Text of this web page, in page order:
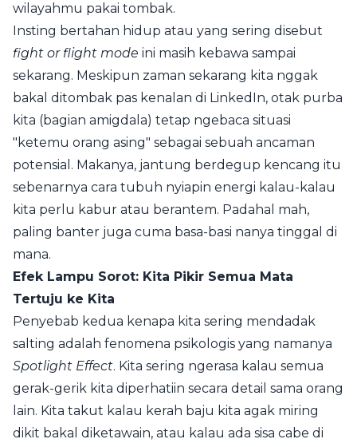
wilayahmu pakai tombak.
Insting bertahan hidup atau yang sering disebut
fight or flight mode ini masih kebawa sampai
sekarang. Meskipun zaman sekarang kita nggak
bakal ditombak pas kenalan di LinkedIn, otak purba
kita (bagian amigdala) tetap ngebaca situasi
"ketemu orang asing" sebagai sebuah ancaman
potensial. Makanya, jantung berdegup kencang itu
sebenarnya cara tubuh nyiapin energi kalau-kalau
kita perlu kabur atau berantem. Padahal mah,
paling banter juga cuma basa-basi nanya tinggal di
mana.
Efek Lampu Sorot: Kita Pikir Semua Mata
Tertuju ke Kita
Penyebab kedua kenapa kita sering mendadak
salting adalah fenomena psikologis yang namanya
Spotlight Effect. Kita sering ngerasa kalau semua
gerak-gerik kita diperhatiin secara detail sama orang
lain. Kita takut kalau kerah baju kita agak miring
dikit bakal diketawain, atau kalau ada sisa cabe di